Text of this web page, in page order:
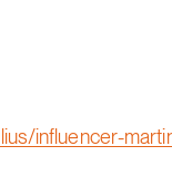
influencer-